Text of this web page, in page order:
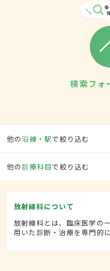
検索フォ
他の沿線・駅で絞り込む
他の 診療科目で絞り込む
放射線科について
放射線科とは、臨床医学の
用いた診断・治療を専門的に